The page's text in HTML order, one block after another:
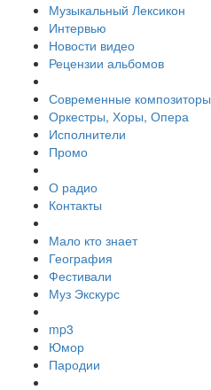
Музыкальный Лексикон
Интервью
Новости видео
Рецензии альбомов
Современные композиторы
Оркестры, Хоры, Опера
Исполнители
Промо
О радио
Контакты
Мало кто знает
География
Фестивали
Муз Экскурс
mp3
Юмор
Пародии